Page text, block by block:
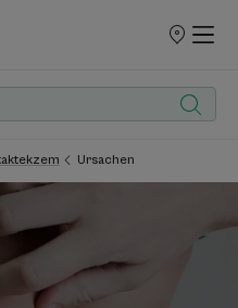
UNSERE
Ursachen